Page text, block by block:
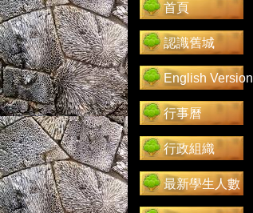
首頁
認識舊城
English Version
行事曆
行政組織
最新學生人數